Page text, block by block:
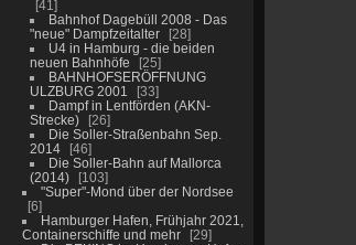
41
Bahnhof Dagebüll 2008 - Das
"neue" Dampfzeitalter
28
U4 in Hamburg - die beiden
neuen Bahnhöfe
25
BAHNHOFSERÖFFNUNG
ULZBURG 2001
33
Dampf in Lentförden (AKN-
Strecke)
26
Die Soller-Straßenbahn Sep.
2014
46
Die Soller-Bahn auf Mallorca
(2014)
103
"Super"-Mond über der Nordsee
6
Hamburger Hafen, Frühjahr 2021,
Containerschiffe und mehr
29